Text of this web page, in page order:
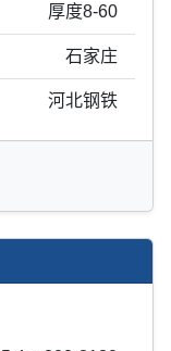
厚度8-60
石家庄
河北钢铁